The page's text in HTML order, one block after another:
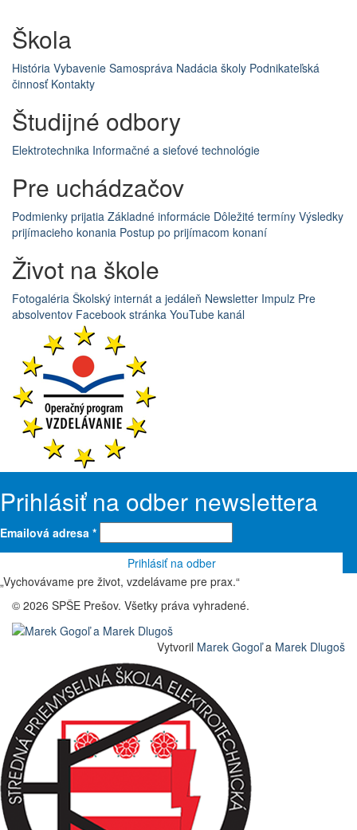
Škola
História Vybavenie Samospráva Nadácia školy Podnikateľská
činnosť Kontakty
Študijné odbory
Elektrotechnika Informačné a sieťové technológie
Pre uchádzačov
Podmienky prijatia Základné informácie Dôležité termíny Výsledky
prijímacieho konania Postup po prijímacom konaní
Život na škole
Fotogaléria Školský internát a jedáleň Newsletter Impulz Pre
absolventov Facebook stránka YouTube kanál
Prihlásiť na odber newslettera
Emailová adresa *
„Vychovávame pre život, vzdelávame pre prax.“
© 2026 SPŠE Prešov. Všetky práva vyhradené.
Vytvoril Marek Gogoľa Marek Dlugoš